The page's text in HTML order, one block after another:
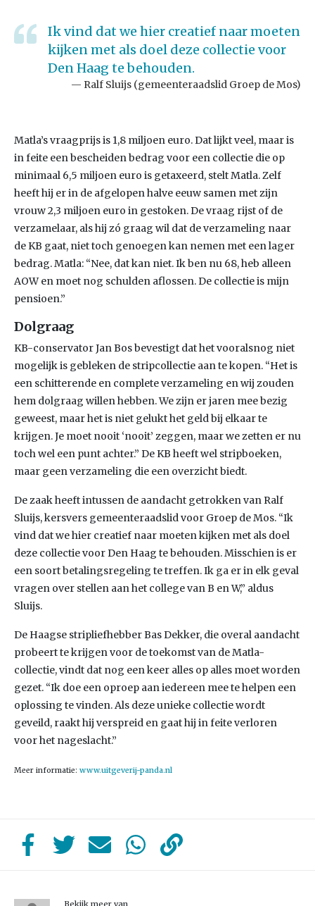
Ik vind dat we hier creatief naar moeten
kijken met als doel deze collectie voor
Den Haag te behouden.
Ralf Sluijs (gemeenteraadslid Groep de Mos)
Matla’s vraagprijs is 1,8 miljoen euro. Dat lijkt veel, maar is
in feite een bescheiden bedrag voor een collectie die op
minimaal 6,5 miljoen euro is getaxeerd, stelt Matla. Zelf
heeft hij er in de afgelopen halve eeuw samen met zijn
vrouw 2,3 miljoen euro in gestoken. De vraag rijst of de
verzamelaar, als hij zó graag wil dat de verzameling naar
de KB gaat, niet toch genoegen kan nemen met een lager
bedrag. Matla: “Nee, dat kan niet. Ik ben nu 68, heb alleen
AOW en moet nog schulden aflossen. De collectie is mijn
pensioen.”
Dolgraag
KB-conservator Jan Bos bevestigt dat het vooralsnog niet
mogelijk is gebleken de stripcollectie aan te kopen. “Het is
een schitterende en complete verzameling en wij zouden
hem dolgraag willen hebben. We zijn er jaren mee bezig
geweest, maar het is niet gelukt het geld bij elkaar te
krijgen. Je moet nooit ‘nooit’ zeggen, maar we zetten er nu
toch wel een punt achter.” De KB heeft wel stripboeken,
maar geen verzameling die een overzicht biedt.
De zaak heeft intussen de aandacht getrokken van Ralf
Sluijs, kersvers gemeenteraadslid voor Groep de Mos. “Ik
vind dat we hier creatief naar moeten kijken met als doel
deze collectie voor Den Haag te behouden. Misschien is er
een soort betalingsregeling te treffen. Ik ga er in elk geval
vragen over stellen aan het college van B en W,” aldus
Sluijs.
De Haagse stripliefhebber Bas Dekker, die overal aandacht
probeert te krijgen voor de toekomst van de Matla-
collectie, vindt dat nog een keer alles op alles moet worden
gezet. “Ik doe een oproep aan iedereen mee te helpen een
oplossing te vinden. Als deze unieke collectie wordt
geveild, raakt hij verspreid en gaat hij in feite verloren
voor het nageslacht.”
Meer informatie: www.uitgeverij-panda.nl
Bekijk meer van